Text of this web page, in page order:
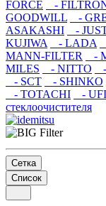
FORCE
-
GOODWILL
-
ASAKASHI
-
KUJIWA
- LADA
MANN-FILTER
-
MILES
- NITTO
- SCT
- SHINKO
- TOTACHI
- UFI
стеклоочистителя
Сетка
Список